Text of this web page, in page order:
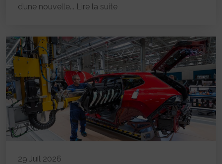
d’une nouvelle... Lire la suite
29 Juil 2026